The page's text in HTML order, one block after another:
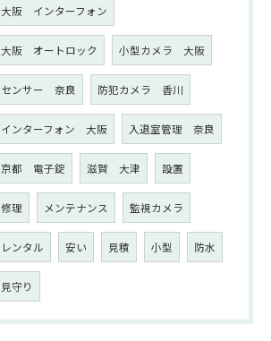
大阪 インターフォン
大阪 オートロック 小型カメラ 大阪
センサー 奈良 防犯カメラ 香川
インターフォン 大阪 入退室管理 奈良
京都 電子錠 滋賀 大津 設置
修理 メンテナンス 監視カメラ
レンタル 安い 見積 小型 防水
見守り